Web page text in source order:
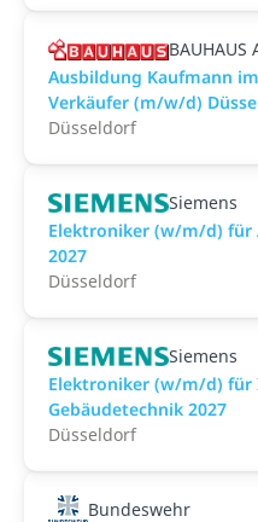
BAUHAUS
Ausbildung Kaufmann
Verkäufer (m/w/d)
Düsseldorf
Siemens
Elektroniker (w/m/d)
2027
Düsseldorf
Siemens
Elektroniker (w/m/d) für
Gebäudetechnik 2027
Düsseldorf
Bundeswehr